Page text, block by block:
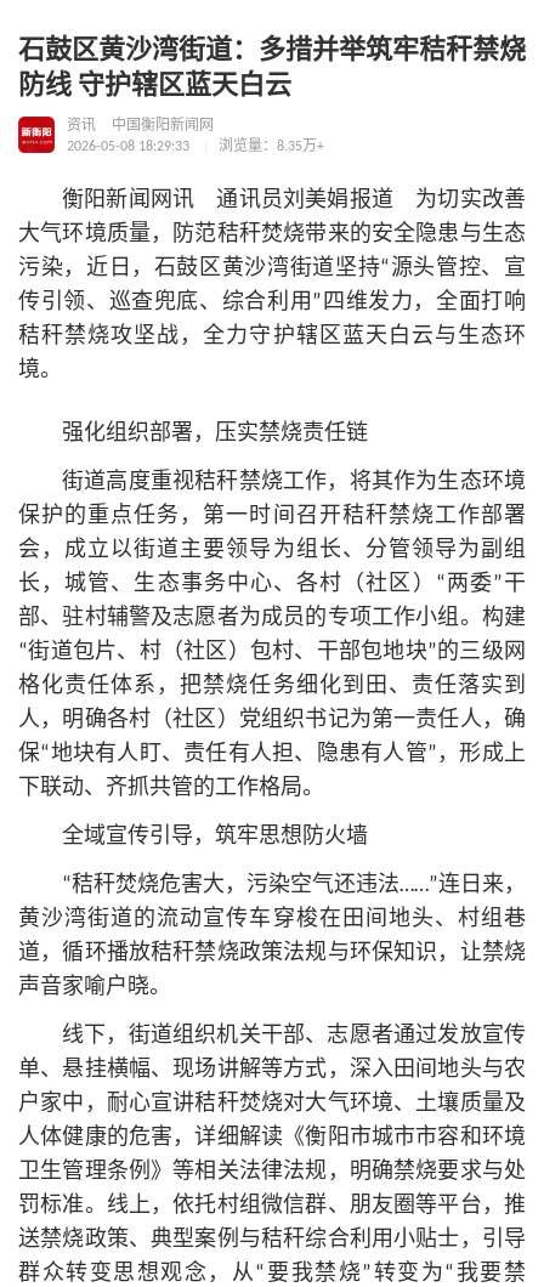
石鼓区黄沙湾街道：多措并举筑牢秸秆禁烧
防线 守护辖区蓝天白云
资讯
中国衡阳新闻网
2026-05-08 18:29:33
浏览量：8.35万+
衡阳新闻网讯 通讯员刘美娟报道 为切实改善
大气环境质量，防范秸秆焚烧带来的安全隐患与生态
污染，近日，石鼓区黄沙湾街道坚持“源头管控、宣
传引领、巡查兜底、综合利用”四维发力，全面打响
秸秆禁烧攻坚战，全力守护辖区蓝天白云与生态环
境。
强化组织部署，压实禁烧责任链
街道高度重视秸秆禁烧工作，将其作为生态环境
保护的重点任务，第一时间召开秸秆禁烧工作部署
会，成立以街道主要领导为组长、分管领导为副组
长，城管、生态事务中心、各村（社区）“两委”干
部、驻村辅警及志愿者为成员的专项工作小组。构建
“街道包片、村（社区）包村、干部包地块”的三级网
格化责任体系，把禁烧任务细化到田、责任落实到
人，明确各村（社区）党组织书记为第一责任人，确
保“地块有人盯、责任有人担、隐患有人管”，形成上
下联动、齐抓共管的工作格局。
全域宣传引导，筑牢思想防火墙
“秸秆焚烧危害大，污染空气还违法……”连日来，
黄沙湾街道的流动宣传车穿梭在田间地头、村组巷
道，循环播放秸秆禁烧政策法规与环保知识，让禁烧
声音家喻户晓。
线下，街道组织机关干部、志愿者通过发放宣传
单、悬挂横幅、现场讲解等方式，深入田间地头与农
户家中，耐心宣讲秸秆焚烧对大气环境、土壤质量及
人体健康的危害，详细解读《衡阳市城市市容和环境
卫生管理条例》等相关法律法规，明确禁烧要求与处
罚标准。线上，依托村组微信群、朋友圈等平台，推
送禁烧政策、典型案例与秸秆综合利用小贴士，引导
群众转变思想观念，从“要我禁烧”转变为“我要禁